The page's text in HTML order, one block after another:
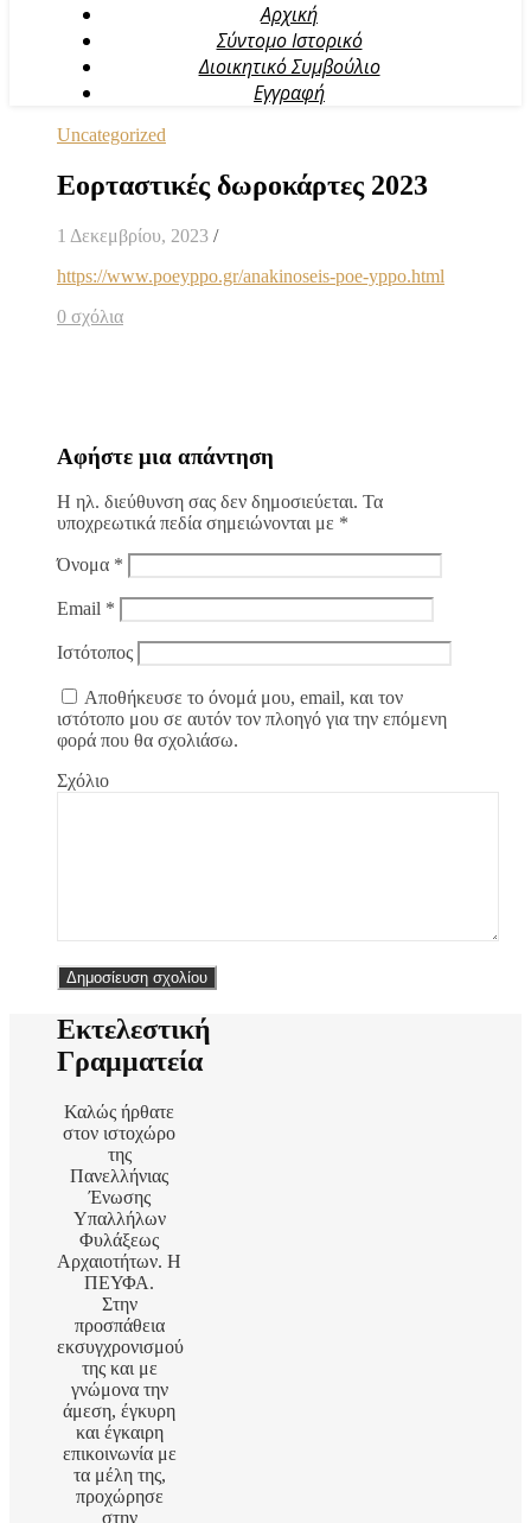
Αρχική
Σύντομο Ιστορικό
Διοικητικό Συμβούλιο
Εγγραφή
Uncategorized
Εορταστικές δωροκάρτες 2023
1 Δεκεμβρίου, 2023 /
https://www.poeyppo.gr/anakinoseis-poe-yppo.html
0 σχόλια
Αφήστε μια απάντηση
Η ηλ. διεύθυνση σας δεν δημοσιεύεται. Τα
υποχρεωτικά πεδία σημειώνονται με *
Όνομα *
Email *
Ιστότοπος
Αποθήκευσε το όνομά μου, email, και τον
ιστότοπο μου σε αυτόν τον πλοηγό για την επόμενη
φορά που θα σχολιάσω.
Σχόλιο
Εκτελεστική
Γραμματεία
Καλώς ήρθατε
στον ιστοχώρο
της
Πανελλήνιας
Ένωσης
Υπαλλήλων
Φυλάξεως
Αρχαιοτήτων. Η
ΠΕΥΦΑ.
Στην
προσπάθεια
εκσυγχρονισμού
της και με
γνώμονα την
άμεση, έγκυρη
και έγκαιρη
επικοινωνία με
τα μέλη της,
προχώρησε
στην